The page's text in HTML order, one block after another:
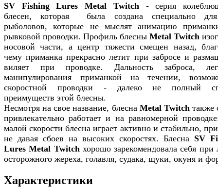
SV Fishing Lures Metal Twitch - серия
блесен, которая была создана специально
рыболовов, которые не мыслят анимацию
рывковой проводки. Профиль блесны Metal Twitch
носовой части, а центр тяжести смещен назад,
чему приманка прекрасно летит при забросе и
виляет при проводке. Дальность заброса,
манипулирования приманкой на течении,
скоростной проводки - далеко не полный
преимуществ этой блесны.
Несмотря на свое название, блесна Metal Twitch также
привлекательно работает и на равномерной
малой скорости блесна играет активно и стабильно,
не давая сбоев на высоких скоростях. Блесна SV
Lures Metal Twitch хорошо зарекомендовала себя при
осторожного жереха, голавля, судака, щуки, окуня и
Характеристики